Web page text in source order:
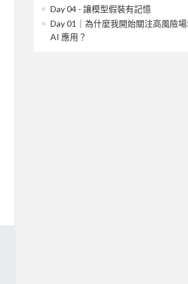
Day 04 - 讓模型假裝有記憶
Day 01｜為什麼我開始關注高風險
AI 應用？